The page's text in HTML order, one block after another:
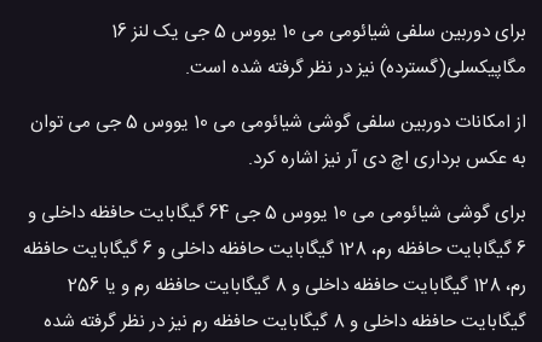
برای دوربین سلفی شیائومی می 10 یووس 5 جی یک لنز 16
مگاپیکسلی(گسترده) نیز در نظر گرفته شده است.
از امکانات دوربین سلفی گوشی شیائومی می 10 یووس 5 جی می توان
به عکس برداری اچ دی آر نیز اشاره کرد.
برای گوشی شیائومی می 10 یووس 5 جی 64 گیگابایت حافظه داخلی و
6 گیگابایت حافظه رم، 128 گیگابایت حافظه داخلی و 6 گیگابایت حافظه
رم، 128 گیگابایت حافظه داخلی و 8 گیگابایت حافظه رم و یا 256
گیگابایت حافظه داخلی و 8 گیگابایت حافظه رم نیز در نظر گرفته شده